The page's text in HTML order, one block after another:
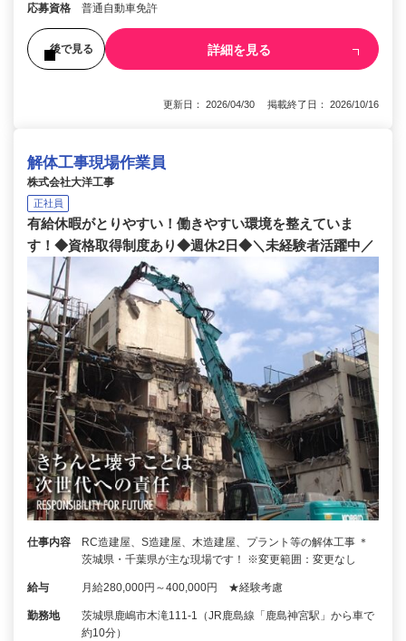
応募資格 普通自動車免許
後で見る 詳細を見る
更新日： 2026/04/30 掲載終了日： 2026/10/16
解体工事現場作業員
株式会社大洋工事
正社員
有給休暇がとりやすい！働きやすい環境を整えていま
す！◆資格取得制度あり◆週休2日◆＼未経験者活躍中／
仕事内容
RC造建屋、S造建屋、木造建屋、プラント等の解体工事 ＊
茨城県・千葉県が主な現場です！ ※変更範囲：変更なし
給与 月給280,000円～400,000円 ★経験考慮
勤務地
茨城県鹿嶋市木滝111-1（JR鹿島線「鹿島神宮駅」から車で
約10分）